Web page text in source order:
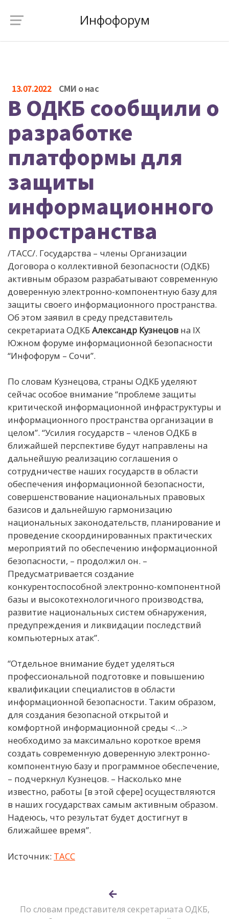
Инфофорум
13.07.2022 СМИ о нас
В ОДКБ сообщили о
разработке
платформы для
защиты
информационного
пространства
/ТАСС/. Государства – члены Организации
Договора о коллективной безопасности (ОДКБ)
активным образом разрабатывают современную
доверенную электронно-компонентную базу для
защиты своего информационного пространства.
Об этом заявил в среду представитель
секретариата ОДКБ Александр Кузнецов на IX
Южном форуме информационной безопасности
“Инфофорум – Сочи”.
По словам Кузнецова, страны ОДКБ уделяют
сейчас особое внимание “проблеме защиты
критической информационной инфраструктуры и
информационного пространства организации в
целом”. “Усилия государств – членов ОДКБ в
ближайшей перспективе будут направлены на
дальнейшую реализацию соглашения о
сотрудничестве наших государств в области
обеспечения информационной безопасности,
совершенствование национальных правовых
базисов и дальнейшую гармонизацию
национальных законодательств, планирование и
проведение скоординированных практических
мероприятий по обеспечению информационной
безопасности, – продолжил он. –
Предусматривается создание
конкурентоспособной электронно-компонентной
базы и высокотехнологичного производства,
развитие национальных систем обнаружения,
предупреждения и ликвидации последствий
компьютерных атак”.
“Отдельное внимание будет уделяться
профессиональной подготовке и повышению
квалификации специалистов в области
информационной безопасности. Таким образом,
для создания безопасной открытой и
комфортной информационной среды <…>
необходимо за максимально короткое время
создать современную доверенную электронно-
компонентную базу и программное обеспечение,
– подчеркнул Кузнецов. – Насколько мне
известно, работы [в этой сфере] осуществляются
в наших государствах самым активным образом.
Надеюсь, что результат будет достигнут в
ближайшее время”.
Источник: ТАСС
По словам представителя секретариата ОДКБ,